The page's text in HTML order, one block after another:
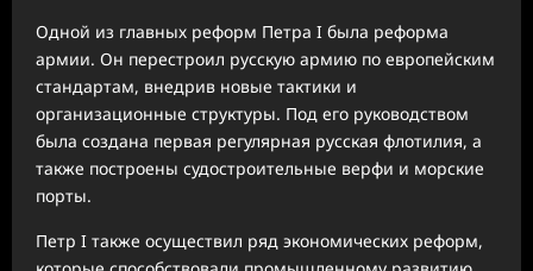
Одной из главных реформ Петра I была реформа
армии. Он перестроил русскую армию по европейским
стандартам, внедрив новые тактики и
организационные структуры. Под его руководством
была создана первая регулярная русская флотилия, а
также построены судостроительные верфи и морские
порты.
Петр I также осуществил ряд экономических реформ,